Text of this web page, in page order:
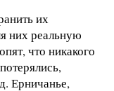
их
них реальную
что никакого
Ерничанье,